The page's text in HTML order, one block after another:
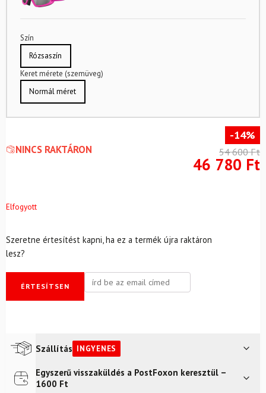
Szín
Rózsaszín
Keret mérete (szemüveg)
Normál méret
NINCS RAKTÁRON
-14%
54 600Ft
46 780 Ft
Elfogyott
Szeretne értesítést kapni, ha ez a termék újra raktáron
lesz?
ÉRTESÍTSEN
Szállítás INGYENES
Futár a címreIngyenes
Egyszerű visszaküldés a PostFoxon keresztül –
1600 Ft